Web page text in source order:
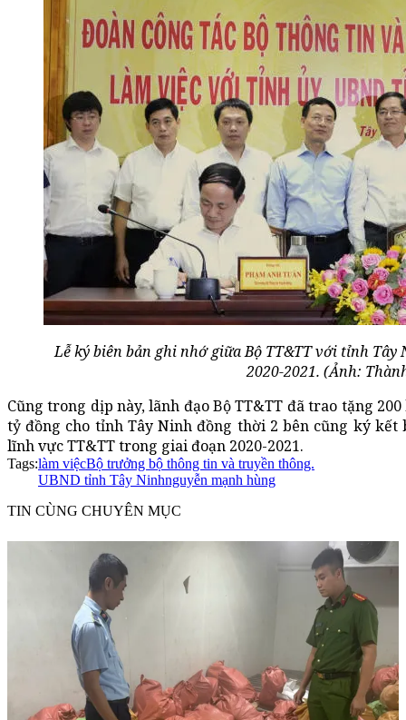
Lễ ký biên bản ghi nhớ giữa Bộ TT&TT với tỉnh
2020-2021. (Ảnh:
Cũng trong dịp này, lãnh đạo Bộ TT&TT đã trao tặng
tỷ đồng cho tỉnh Tây Ninh đồng thời 2 bên cũng ký
lĩnh vực TT&TT trong giai đoạn 2020-2021.
Tags:làm việcBộ trưởng bộ thông tin và truyền thông.
UBND tỉnh Tây Ninhnguyễn mạnh hùng
TIN CÙNG CHUYÊN MỤC